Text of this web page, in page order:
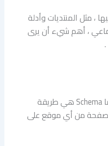
، مثل المنتديات وأدلة
، أهم شيء أن يرى
.
قبل كل شيء ، ببساطة السكيما Schema هي طريقة
صفحة من أي موقع على